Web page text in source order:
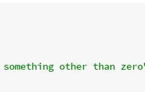
something other than